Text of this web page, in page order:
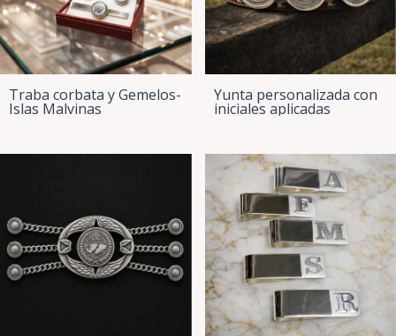
Traba corbata y Gemelos-
Islas Malvinas
Yunta personalizada con
iniciales aplicadas